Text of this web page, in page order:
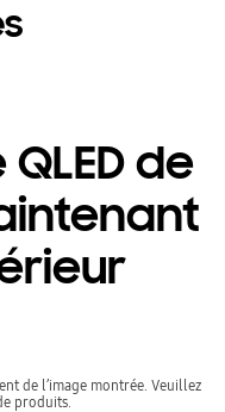
de
de l’image montrée. Veuillez
produits.